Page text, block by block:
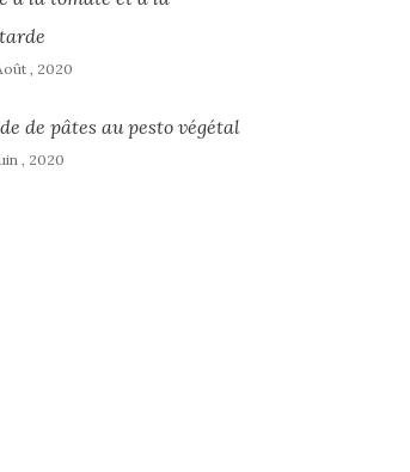
, 2020
de pâtes au pesto végétal
, 2020